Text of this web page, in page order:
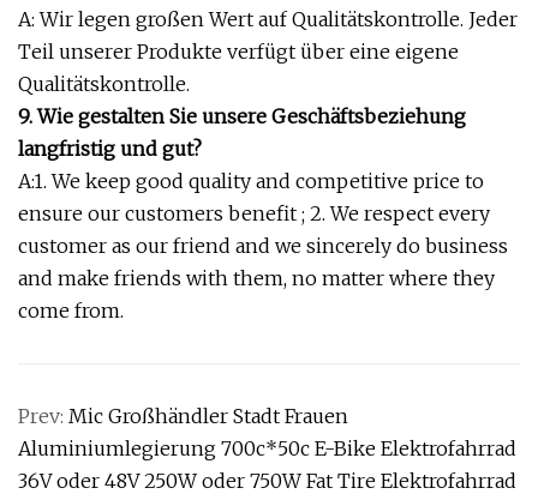
A: Wir legen großen Wert auf Qualitätskontrolle. Jeder
Teil unserer Produkte verfügt über eine eigene
Qualitätskontrolle.
9. Wie gestalten Sie unsere Geschäftsbeziehung
langfristig und gut?
A:1. We keep good quality and competitive price to
ensure our customers benefit ; 2. We respect every
customer as our friend and we sincerely do business
and make friends with them, no matter where they
come from.
Prev: Mic Großhändler Stadt Frauen
Aluminiumlegierung 700c*50c E-Bike Elektrofahrrad
36V oder 48V 250W oder 750W Fat Tire Elektrofahrrad